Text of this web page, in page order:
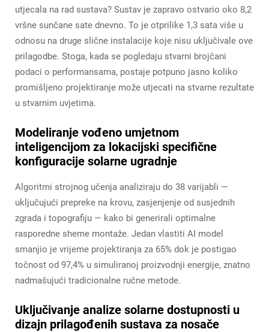
utjecala na rad sustava? Sustav je zapravo ostvario oko 8,2
vršne sunčane sate dnevno. To je otprilike 1,3 sata više u
odnosu na druge slične instalacije koje nisu uključivale ove
prilagodbe. Stoga, kada se pogledaju stvarni brojčani
podaci o performansama, postaje potpuno jasno koliko
promišljeno projektiranje može utjecati na stvarne rezultate
u stvarnim uvjetima.
Modeliranje vođeno umjetnom
inteligencijom za lokacijski specifične
konfiguracije solarne ugradnje
Algoritmi strojnog učenja analiziraju do 38 varijabli —
uključujući prepreke na krovu, zasjenjenje od susjednih
zgrada i topografiju — kako bi generirali optimalne
rasporedne sheme montaže. Jedan vlastiti AI model
smanjio je vrijeme projektiranja za 65% dok je postigao
točnost od 97,4% u simuliranoj proizvodnji energije, znatno
nadmašujući tradicionalne ručne metode.
Uključivanje analize solarne dostupnosti u
dizajn prilagođenih sustava za nosače